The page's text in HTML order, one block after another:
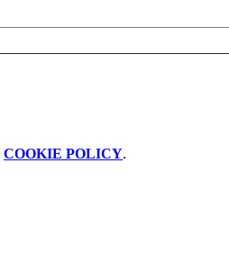
COOKIE POLICY.